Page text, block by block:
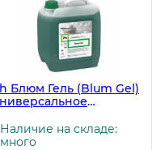
Блюм Гель (Blum Gel)
5 литров ЧЗ
Наличие на складе:
много